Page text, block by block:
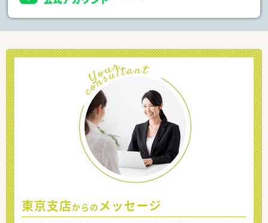
東京支店からの メッセージ